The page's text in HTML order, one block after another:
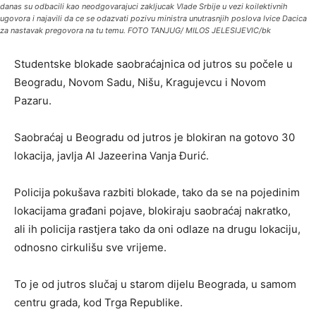
danas su odbacili kao neodgovarajuci zakljucak Vlade Srbije u vezi koilektivnih
ugovora i najavili da ce se odazvati pozivu ministra unutrasnjih poslova Ivice Dacica
za nastavak pregovora na tu temu. FOTO TANJUG/ MILOS JELESIJEVIC/bk
Studentske blokade saobraćajnica od jutros su počele u
Beogradu, Novom Sadu, Nišu, Kragujevcu i Novom
Pazaru.
Saobraćaj u Beogradu od jutros je blokiran na gotovo 30
lokacija, javlja Al Jazeerina Vanja Đurić.
l
i
s
t
f
4
l
i
s
t
o
f
e
n
d
o
l
i
Policija pokušava razbiti blokade, tako da se na pojedinim
lokacijama građani pojave, blokiraju saobraćaj nakratko,
ali ih policija rastjera tako da oni odlaze na drugu lokaciju,
odnosno cirkulišu sve vrijeme.
To je od jutros slučaj u starom dijelu Beograda, u samom
centru grada, kod Trga Republike.